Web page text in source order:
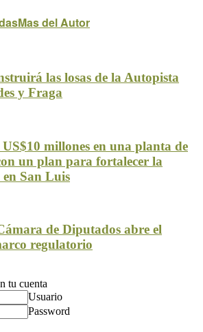
Mas del Autor
las losas de la Autopista
y Fraga
millones en una planta de
un plan para fortalecer la
San Luis
de Diputados abre el
regulatorio
tu cuenta
Usuario
Password